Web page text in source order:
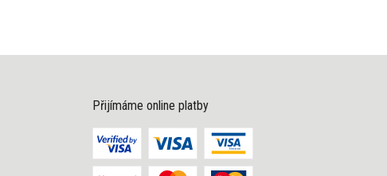
Přijímáme online platby